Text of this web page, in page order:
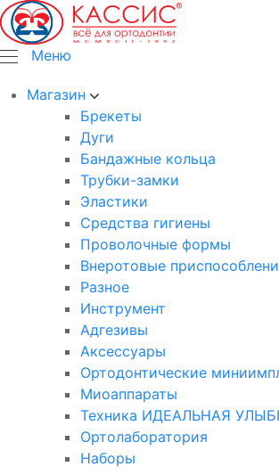
Меню
Магазин
Брекеты
Дуги
Бандажные кольца
Трубки-замки
Эластики
Средства гигиены
Проволочные формы
Внеротовые
Разное
Инструмент
Адгезивы
Аксессуары
Ортодонтические
Миоаппараты
Техника ИДЕАЛЬНАЯ
Ортолаборатория
Наборы